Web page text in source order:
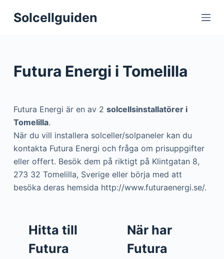
S
o
Solcellguiden
Futura Energi i Tomelilla
Futura Energi är en av 2 solcellsinstallatörer i
Tomelilla.
När du vill installera solceller/solpaneler kan du
kontakta Futura Energi och fråga om prisuppgifter
eller offert. Besök dem på riktigt på Klintgatan 8,
273 32 Tomelilla, Sverige eller börja med att
besöka deras hemsida http://www.futuraenergi.se/.
Hitta till
Futura
När har
Futura